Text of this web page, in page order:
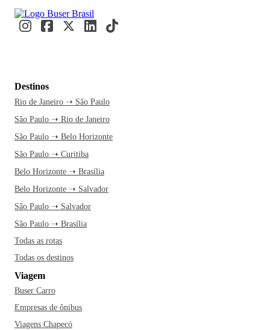
Destinos
Rio de Janeiro ➝ São Paulo
São Paulo ➝ Rio de Janeiro
São Paulo ➝ Belo Horizonte
São Paulo ➝ Curitiba
Belo Horizonte ➝ Brasília
Belo Horizonte ➝ Salvador
São Paulo ➝ Salvador
São Paulo ➝ Brasília
Todas as rotas
Todas os destinos
Viagem
Buser Carro
Empresas de ônibus
Viagens Chapecó